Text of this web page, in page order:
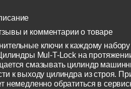
и комментарии о товаре
ключи к каждому
Mul-T-Lock на
смазывать цилиндр
к выходу цилиндра из строя.
немедленно обратиться в